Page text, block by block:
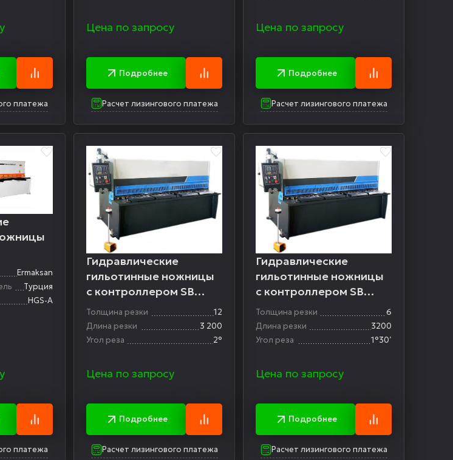
платежа
Цена по запросу
Подробнее
Расчет лизингового платежа
Цена по запросу
Подробнее
Расчет лизингового платежа
Ermaksan
Турция
HGS-А
платежа
Гидравлические
гильотинные ножницы
с контроллером SB
12/3200
Толщина резки
12
Длина резки
3 200
Угол реза
2°
Цена по запросу
Подробнее
Расчет лизингового платежа
Гидравлические
гильотинные ножницы
с контроллером SB
6/3200
Толщина резки
6
Длина резки
3200
Угол реза
1°30’
Цена по запросу
Подробнее
Расчет лизингового платежа